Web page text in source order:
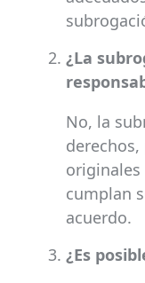
¿La
No, la
originales
cumplan
acuerdo.
¿Es